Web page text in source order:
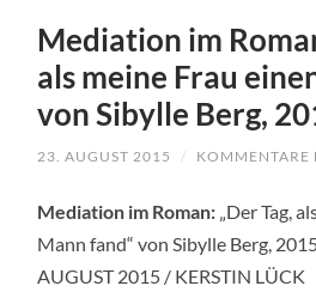
Mediation im
als meine Frau
von Sibylle Berg,
23. AUGUST 2015 / KOMMENTARE
Mediation im Roman: „Der Tag,
Mann fand“ von Sibylle Berg,
AUGUST 2015 / KERSTIN LÜCK